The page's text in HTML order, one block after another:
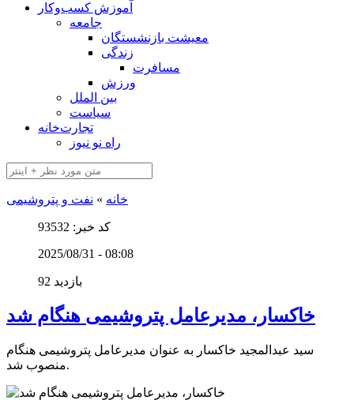
آموزش کسب‌وکار
جامعه
معیشت بازنشستگان
زندگی
مسافرت
ورزش
بین الملل
سیاست
تجارت‌خانه
راه نو نیوز
خانه » نفت و پتروشیمی
کد خبر: 93532
2025/08/31 - 08:08
92 بازدید
خاکسار، مدیرعامل پتروشیمی هنگام شد
سید عبدالمجید خاکسار به عنوان مدیرعامل پتروشیمی هنگام
منصوب شد.